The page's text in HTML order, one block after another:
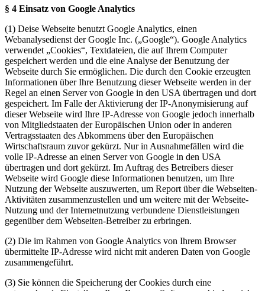
§ 4 Einsatz von Google Analytics
(1) Deise Webseite benutzt Google Analytics, einen
Webanalysedienst der Google Inc. („Google“). Google Analytics
verwendet „Cookies“, Textdateien, die auf Ihrem Computer
gespeichert werden und die eine Analyse der Benutzung der
Webseite durch Sie ermöglichen. Die durch den Cookie erzeugten
Informationen über Ihre Benutzung dieser Webseite werden in der
Regel an einen Server von Google in den USA übertragen und dort
gespeichert. Im Falle der Aktivierung der IP-Anonymisierung auf
dieser Webseite wird Ihre IP-Adresse von Google jedoch innerhalb
von Mitgliedstaaten der Europäischen Union oder in anderen
Vertragsstaaten des Abkommens über den Europäischen
Wirtschaftsraum zuvor gekürzt. Nur in Ausnahmefällen wird die
volle IP-Adresse an einen Server von Google in den USA
übertragen und dort gekürzt. Im Auftrag des Betreibers dieser
Webseite wird Google diese Informationen benutzen, um Ihre
Nutzung der Webseite auszuwerten, um Report über die Webseiten-
Aktivitäten zusammenzustellen und um weitere mit der Webseite-
Nutzung und der Internetnutzung verbundene Dienstleistungen
gegenüber dem Webseiten-Betreiber zu erbringen.
(2) Die im Rahmen von Google Analytics von Ihrem Browser
übermittelte IP-Adresse wird nicht mit anderen Daten von Google
zusammengeführt.
(3) Sie können die Speicherung der Cookies durch eine